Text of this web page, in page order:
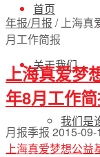
首页
关于我们
我们是
年报/月报 / 上海真
月工作简报
上海真爱梦
年8月工作
月报季报 2015-09-
上海真爱梦想公益